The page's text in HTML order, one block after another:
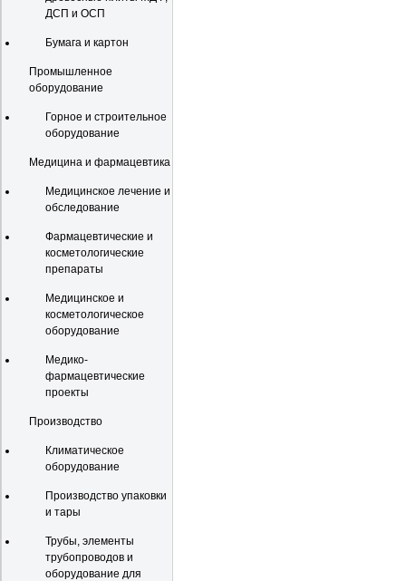
ДСП и ОСП
Бумага и картон
Промышленное
оборудование
Горное и строительное
оборудование
Медицина и фармацевтика
Медицинское лечение и
обследование
Фармацевтические и
косметологические
препараты
Медицинское и
косметологическое
оборудование
Медико-
фармацевтические
проекты
Производство
Климатическое
оборудование
Производство упаковки
и тары
Трубы, элементы
трубопроводов и
оборудование для